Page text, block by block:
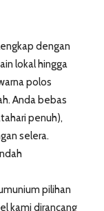
dengan
lokal hingga
polos
Anda bebas
penuh),
selera.
pilihan
kami dirancang